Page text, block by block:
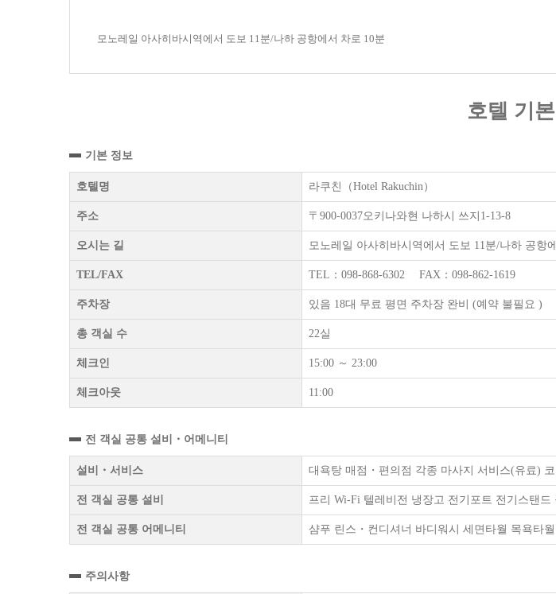
모노레일 아사히바시역에서 도보 11분/나하 공항에서 차로 10분
호텔 기
기본 정보
호텔명 라쿠친（Hotel Rakuchin）
주소 〒900-0037오키나와현 나하시 쓰지1-13-8
오시는 길 모노레일 아사히바시역에서 도보 11분/나하 공항
TEL/FAX TEL：098-868-6302 FAX：098-862-1619
주차장 있음 18대 무료 평면 주차장 완비 (예약 불필요 )
총 객실 수 22실
체크인 15:00 ～ 23:00
체크아웃 11:00
전 객실 공통 설비・어메니티
설비・서비스 대욕탕 매점・편의점 각종 마사지 서비스(유료)
전 객실 공통 설비 프리 Wi-Fi 텔레비전 냉장고 전기포트 전기스탠
전 객실 공통 어메니티 샴푸 린스・컨디셔너 바디워시 세면타월 목욕타
주의사항